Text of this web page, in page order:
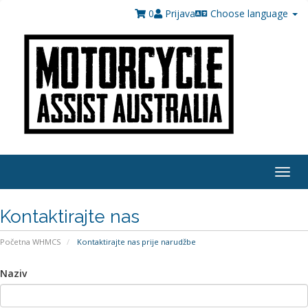
Choose language
Prijava
0
Kontaktirajte nas
Početna WHMCS Kontaktirajte nas prije narudžbe
Naziv